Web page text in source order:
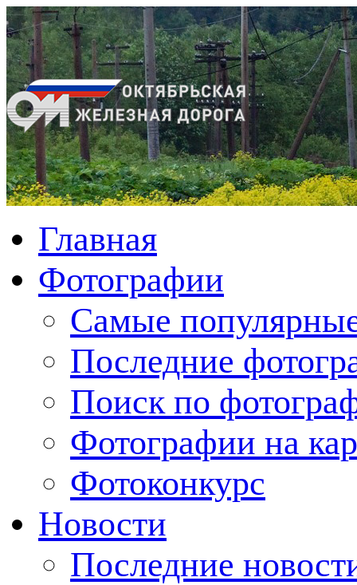
Главная
Фотографии
Cамые
Последние
Поиск по
Фотографии на
Фотоконкурс
Новости
Последние